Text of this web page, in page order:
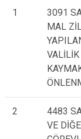
Doğanyurt
1
3091
MAL
VALİLİK
2
4483
VE